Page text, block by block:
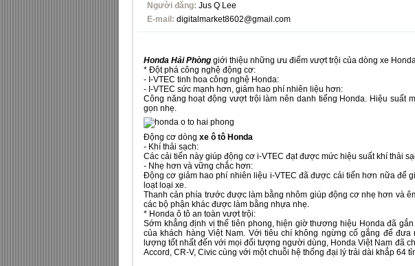
Người đăng: Jus Q Lee
E-mail: digitalmarket8602@gmail.com
Honda Hải Phòng giới thiệu những ưu điểm vượt trội của dòng xe
* Đột phá công nghệ động cơ:
- I-VTEC tinh hoa công nghệ Honda:
- I-VTEC sức mạnh hơn, giảm hao phí nhiên liệu hơn:
Công năng hoạt động vượt trội làm nên danh tiếng Honda. Hiệu suất
gọn nhẹ.
Động cơ dòng xe ô tô Honda
- Khí thải sạch:
Các cải tiến này giúp động cơ i-VTEC đạt được mức hiệu suất khí thải
- Nhẹ hơn và vững chắc hơn:
Động cơ giảm hao phí nhiên liệu i-VTEC đã được cải tiến hơn nữa để
loạt loại xe.
Thanh cản phía trước được làm bằng nhôm giúp động cơ nhẹ hơn và
các bộ phận khác được làm bằng nhựa nhẹ.
* Honda ô tô an toàn vượt trội:
Sớm khẳng định vị thế tiên phong, hiện giờ thương hiệu Honda đã
của khách hàng Việt Nam. Với tiêu chí không ngừng cố gắng để
lượng tốt nhất đến với mọi đối tượng người dùng, Honda Việt Nam đã
Accord, CR-V, Civic cùng với một chuỗi hệ thống đại lý trải dài khắp 64